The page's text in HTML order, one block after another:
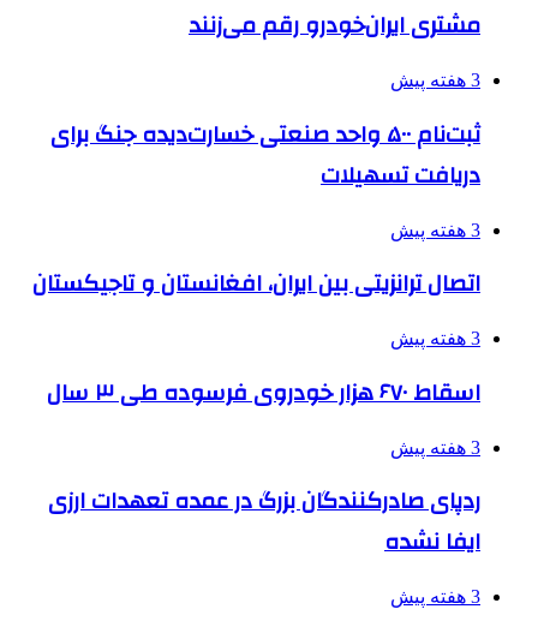
مشتری ایران‌خودرو رقم می‌زنند
3 هفته پیش
ثبت‌نام ۵۰۰ واحد صنعتی خسارت‌دیده جنگ برای
دریافت تسهیلات
3 هفته پیش
اتصال ترانزیتی بین ایران، افغانستان و تاجیکستان
3 هفته پیش
اسقاط ۶۷۰ هزار خودروی فرسوده طی ۳ سال
3 هفته پیش
ردپای صادرکنندگان بزرگ در عمده تعهدات ارزی
ایفا نشده
3 هفته پیش